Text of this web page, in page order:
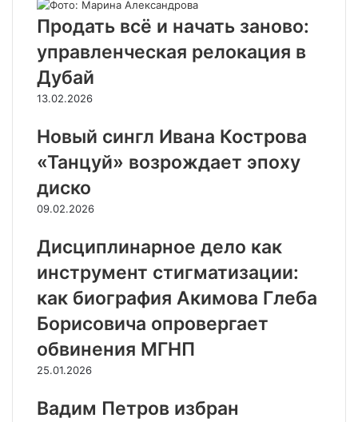
Продать всё и начать заново:
управленческая релокация в
Дубай
13.02.2026
Новый сингл Ивана Кострова
«Танцуй» возрождает эпоху
диско
09.02.2026
Дисциплинарное дело как
инструмент стигматизации:
как биография Акимова Глеба
Борисовича опровергает
обвинения МГНП
25.01.2026
Вадим Петров избран